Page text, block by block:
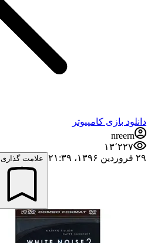
دانلود بازی کامپیوتر
nreern
۱۳٬۲۲۷
۲۹ فروردین ۱۳۹۶،‏ ۲۱:۳۹
علامت گذاری